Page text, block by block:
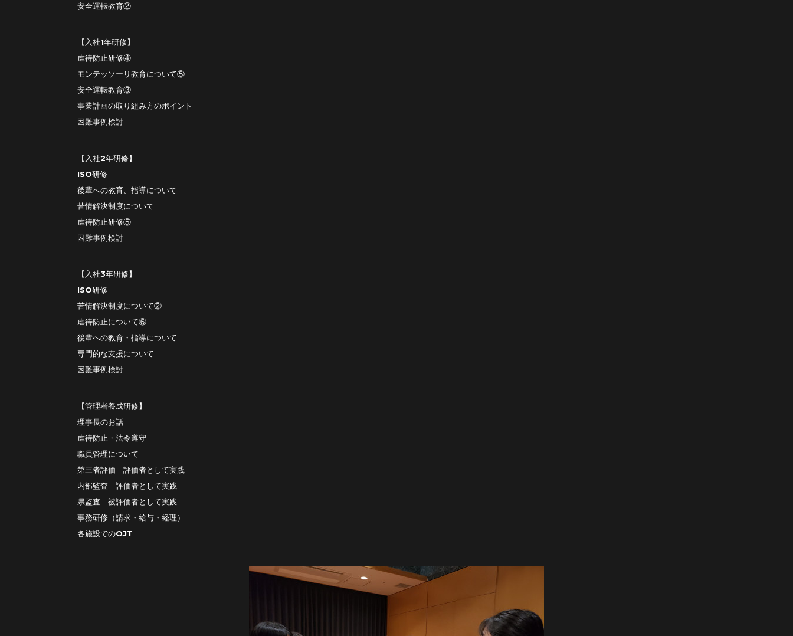
安全運転教育②
【入社1年研修】
虐待防止研修④
モンテッソーリ教育について⑤
安全運転教育③
事業計画の取り組み方のポイント
困難事例検討
【入社2年研修】
ISO研修
後輩への教育、指導について
苦情解決制度について
虐待防止研修⑤
困難事例検討
【入社3年研修】
ISO研修
苦情解決制度について②
虐待防止について⑥
後輩への教育・指導について
専門的な支援について
困難事例検討
【管理者養成研修】
理事長のお話
虐待防止・法令遵守
職員管理について
第三者評価 評価者として実践
内部監査 評価者として実践
県監査 被評価者として実践
事務研修（請求・給与・経理）
各施設でのOJT